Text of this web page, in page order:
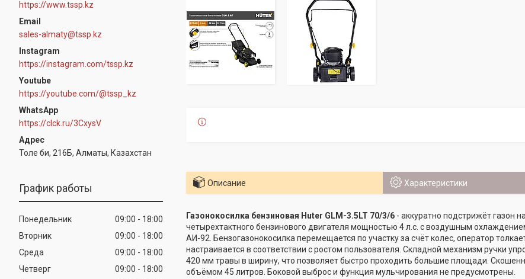
https://www.tssp.kz
sales-almaty@tssp.kz
Instagram
https://instagram.com/tssp.kz
Youtube
https://youtube.com/@tssp_kz
WhatsApp
https://clck.ru/3CxysV
Толе би, 216Б, Алматы, Казахстан
График работы
Понедельник 09:00
18:00
Вторник
09:00
18:00
Среда
09:00
18:00
Четверг
09:00
18:00
Описание Характеристики
Газонокосилка бензиновая Huter GLM-3.5LT 70/3/6- аккуратно подстрижёт газон
четырехтактного бензинового двигателя мощностью 4 л.с. с воздушным
АИ-92. Бензогазонокосилка перемещается по участку за счёт колес, оператор
настраивается в соответствии с ростом пользователя. Складной механизм ручки
420 мм травы в ширину, что позволяет быстро проходить большие площади.
объёмом 45 литров. Боковой выброс и функция мульчирования не предусмотрены.